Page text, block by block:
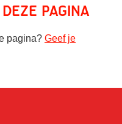
pagina
pagina? Geef je